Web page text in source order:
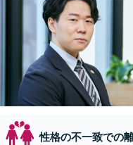
性格の不一致での